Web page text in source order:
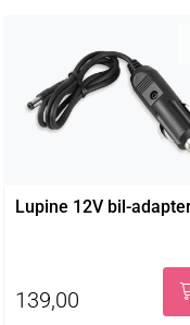
Lupine 12V bil-
139,00